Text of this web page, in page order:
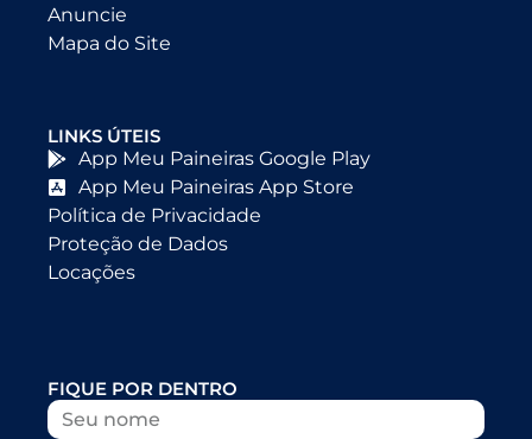
Anuncie
Mapa do Site
LINKS ÚTEIS
App Meu Paineiras Google Play
App Meu Paineiras App Store
Política de Privacidade
Proteção de Dados
Locações
FIQUE POR DENTRO